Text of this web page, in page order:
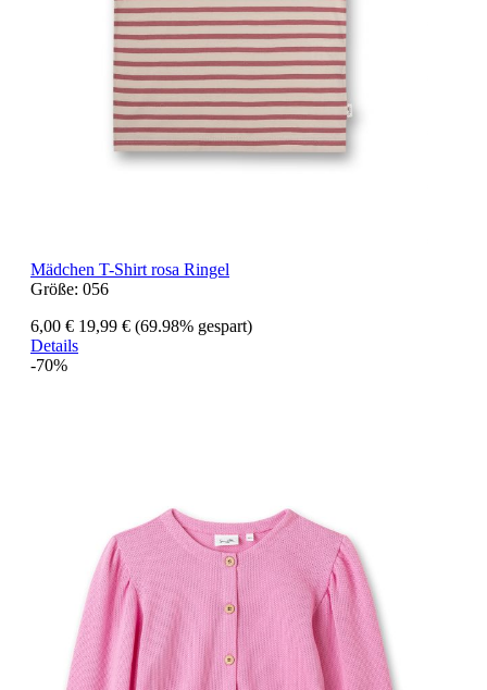
Mädchen T-Shirt rosa Ringel
Größe: 056
6,00 € 19,99 € (69.98% gespart)
Details
-70%